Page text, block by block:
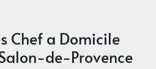
Chef a Domicile
de-Provence